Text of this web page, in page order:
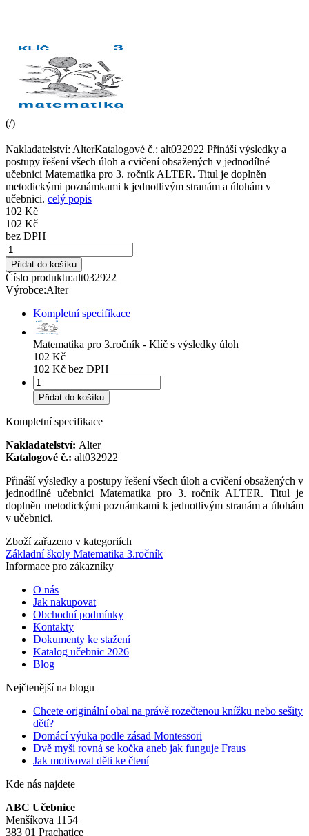
(/)
Nakladatelství: AlterKatalogové č.: alt032922 Přináší výsledky a
postupy řešení všech úloh a cvičení obsažených v jednodílné
učebnici Matematika pro 3. ročník ALTER. Titul je doplněn
metodickými poznámkami k jednotlivým stranám a úlohám v
učebnici. celý popis
102 Kč
102 Kč
bez DPH
Přidat do košíku
Číslo produktu:alt032922
Výrobce:Alter
Kompletní specifikace
Matematika pro 3.ročník - Klíč s výsledky úloh
102 Kč
102 Kč bez DPH
Přidat do košíku
Kompletní specifikace
Nakladatelství: Alter
Katalogové č.: alt032922
Přináší výsledky a postupy řešení všech úloh a cvičení obsažených v
jednodílné učebnici Matematika pro 3. ročník ALTER. Titul je
doplněn metodickými poznámkami k jednotlivým stranám a úlohám
v učebnici.
Zboží zařazeno v kategoriích
Základní školy Matematika 3.ročník
Informace pro zákazníky
O nás
Jak nakupovat
Obchodní podmínky
Kontakty
Dokumenty ke stažení
Katalog učebnic 2026
Blog
Nejčtenější na blogu
Chcete originální obal na právě rozečtenou knížku nebo sešity
dětí?
Domácí výuka podle zásad Montessori
Dvě myši rovná se kočka aneb jak funguje Fraus
Jak motivovat děti ke čtení
Kde nás najdete
ABC Učebnice
Menšíkova 1154
383 01 Prachatice